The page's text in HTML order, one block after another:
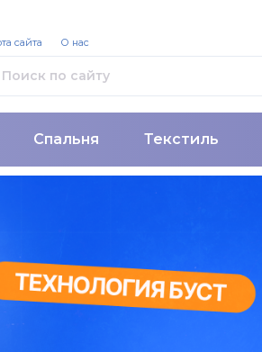
Спальня Текстиль
сайта О нас